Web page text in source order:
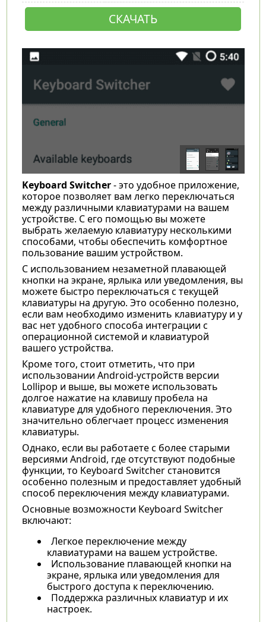
СКАЧАТЬ
Keyboard Switcher- это удобное приложение,
которое позволяет вам легко переключаться
между различными клавиатурами на вашем
устройстве. С его помощью вы можете
выбрать желаемую клавиатуру несколькими
способами, чтобы обеспечить комфортное
пользование вашим устройством.
С использованием незаметной плавающей
кнопки на экране, ярлыка или уведомления, вы
можете быстро переключаться с текущей
клавиатуры на другую. Это особенно полезно,
если вам необходимо изменить клавиатуру и у
вас нет удобного способа интеграции с
операционной системой и клавиатурой
вашего устройства.
Кроме того, стоит отметить, что при
использовании Android-устройств версии
Lollipop и выше, вы можете использовать
долгое нажатие на клавишу пробела на
клавиатуре для удобного переключения. Это
значительно облегчает процесс изменения
клавиатуры.
Однако, если вы работаете с более старыми
версиями Android, где отсутствуют подобные
функции, то Keyboard Switcher становится
особенно полезным и предоставляет удобный
способ переключения между клавиатурами.
Основные возможности Keyboard Switcher
включают:
Легкое переключение между
клавиатурами на вашем устройстве.
Использование плавающей кнопки на
экране, ярлыка или уведомления для
быстрого доступа к переключению.
Поддержка различных клавиатур и их
настроек.